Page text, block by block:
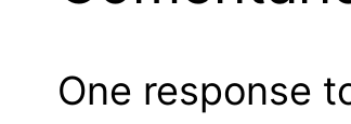
One response